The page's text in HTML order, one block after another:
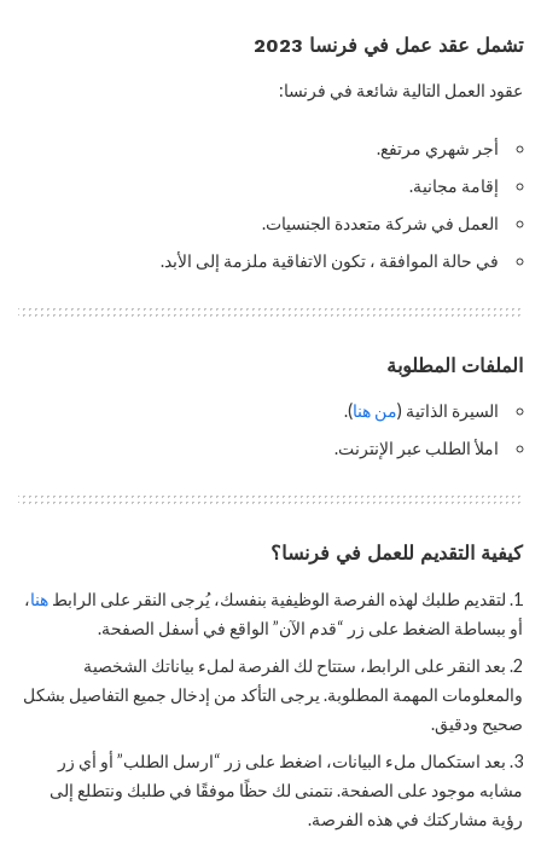
تشمل عقد عمل في فرنسا 2023
عقود العمل التالية شائعة في فرنسا:
أجر شهري مرتفع.
إقامة مجانية.
العمل في شركة متعددة الجنسيات.
في حالة الموافقة ، تكون الاتفاقية ملزمة إلى الأبد.
الملفات المطلوبة
السيرة الذاتية (من هنا).
املأ الطلب عبر الإنترنت.
كيفية التقديم للعمل في فرنسا؟
لتقديم طلبك لهذه الفرصة الوظيفية بنفسك، يُرجى النقر على الرابط هنا،
أو ببساطة الضغط على زر “قدم الآن” الواقع في أسفل الصفحة.
بعد النقر على الرابط، ستتاح لك الفرصة لملء بياناتك الشخصية
والمعلومات المهمة المطلوبة. يرجى التأكد من إدخال جميع التفاصيل بشكل
صحيح ودقيق.
بعد استكمال ملء البيانات، اضغط على زر “ارسل الطلب” أو أي زر
مشابه موجود على الصفحة. نتمنى لك حظًا موفقًا في طلبك ونتطلع إلى
رؤية مشاركتك في هذه الفرصة.